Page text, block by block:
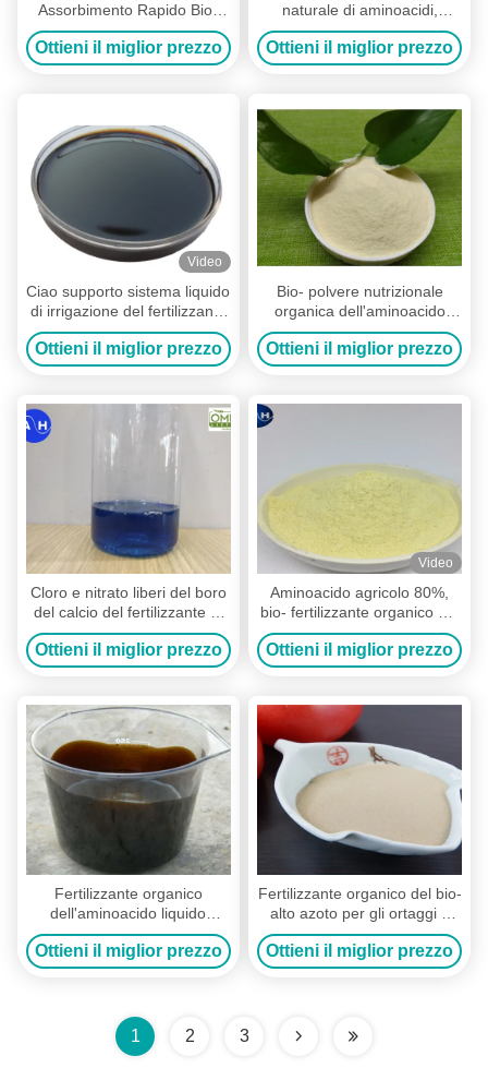
Assorbimento Rapido Bio-
Stimolante Aminoacido di
Magnesio
Ottieni il miglior prezzo
naturale di aminoacidi,
fertilizzante del molibdeno
organico
Ottieni il miglior prezzo
Video
Ciao supporto sistema liquido
di irrigazione del fertilizzante
di pianta di aminoacidi
dell'azoto
Ottieni il miglior prezzo
Bio- polvere nutrizionale
organica dell'aminoacido
80% della sostanza solubile
di 100%
Ottieni il miglior prezzo
Cloro e nitrato liberi del boro
del calcio del fertilizzante di
pianta di aminoacidi dello
stato liquido
Ottieni il miglior prezzo
Video
Aminoacido agricolo 80%,
bio- fertilizzante organico dei
raccolti con 13-0-0
Ottieni il miglior prezzo
Fertilizzante organico
dell'aminoacido liquido
dell'idrolizzato per le verdure
delle piante
Ottieni il miglior prezzo
Fertilizzante organico del bio-
alto azoto per gli ortaggi a
foglia L aminoacido delle
piante
Ottieni il miglior prezzo
1 2 3